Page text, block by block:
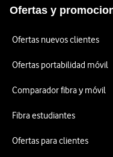
Ofertas y
Ofertas nuevos clientes
Ofertas portabilidad móvil
Comparador fibra y móvil
Fibra estudiantes
Ofertas para clientes